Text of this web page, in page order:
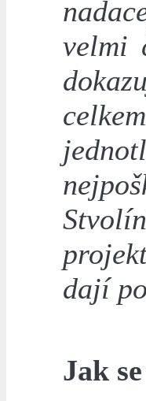
velmi
dají
Jak